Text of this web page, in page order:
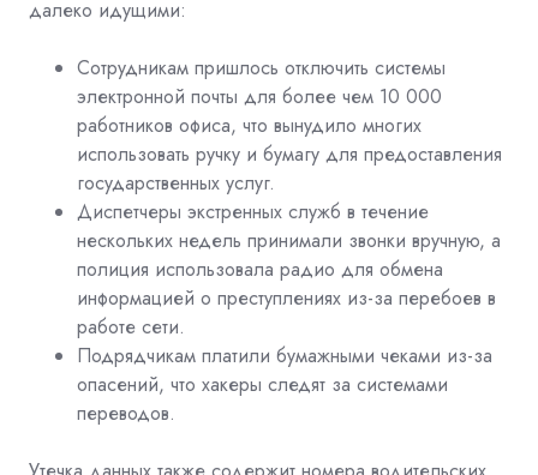
далеко идущими:
Сотрудникам пришлось отключить системы
электронной почты для более чем 10 000
работников офиса, что вынудило многих
использовать ручку и бумагу для предоставления
государственных услуг.
Диспетчеры экстренных служб в течение
нескольких недель принимали звонки вручную, а
полиция использовала радио для обмена
информацией о преступлениях из-за перебоев в
работе сети.
Подрядчикам платили бумажными чеками из-за
опасений, что хакеры следят за системами
переводов.